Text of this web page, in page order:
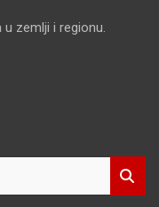
zemlji i regionu.